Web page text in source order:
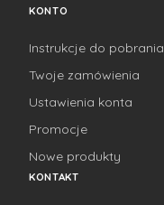
KONTO
Instrukcje do pobrania
Twoje zamówienia
Ustawienia konta
Promocje
Nowe produkty
KONTAKT